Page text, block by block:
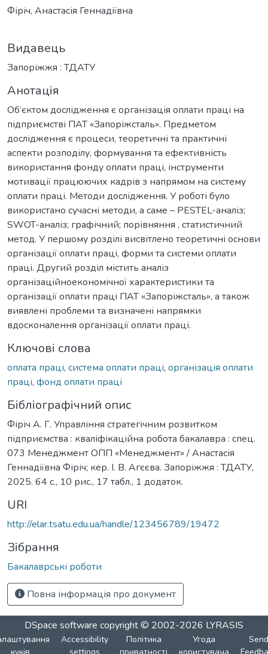
Фіріч, Анастасія Геннадіївна
Видавець
Запоріжжя : ТДАТУ
Анотація
Об’єктом дослідження є організація оплати праці на
підприємстві ПАТ «Запоріжсталь». Предметом
дослідження є процеси, теоретичні та практичні
аспекти розподілу, формування та ефективність
використання фонду оплати праці, інструменти
мотивації працюючих кадрів з напрямом на систему
оплати праці. Методи дослідження. У роботі було
використано сучасні методи, а саме – PESTEL-аналіз;
SWOT-аналіз; графічний; порівняння , статистичний
метод. У першому розділі висвітлено теоретичні основи
організації оплати праці, форми та системи оплати
праці. Другий розділ містить аналіз
організаційноекономічної характеристики та
організації оплати праці ПАТ «Запоріжсталь», а також
виявлені проблеми та визначені напрямки
вдосконалення організації оплати праці.
Ключові слова
оплата праці, система оплати праці, організація оплати
праці, фонд оплати праці
Бібліографічний опис
Фіріч А. Г. Управління стратегічним розвитком
підприємства : кваліфікаційна робота бакалавра : спец.
073 Менеджмент ОПП «Менеджмент» / Анастасія
Геннадіївна Фіріч; кер. І. В. Агєєва. Запоріжжя : ТДАТУ,
2025. 64 с., 10 рис., 17 табл., 1 додаток.
URI
http://elar.tsatu.edu.ua/handle/123456789/19472
Зібрання
Бакалаврські роботи
Повна інформація про документ
DSpace software copyright © 2002-2026 LYRASIS
Accessibility
Політика
Угода
Send